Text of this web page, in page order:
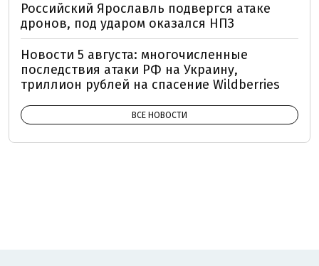
Российский Ярославль подвергся атаке
дронов, под ударом оказался НПЗ
Новости 5 августа: многочисленные
последствия атаки РФ на Украину,
триллион рублей на спасение Wildberries
ВСЕ НОВОСТИ